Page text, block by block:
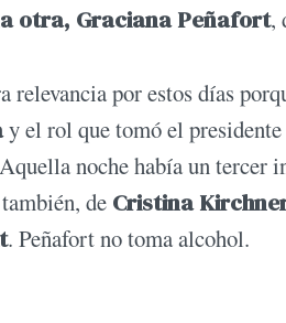
otra, Graciana Peñafort,
relevancia por estos días
y el rol que tomó el presidente
noche había un tercer
de Cristina
. Peñafort no toma alcohol.